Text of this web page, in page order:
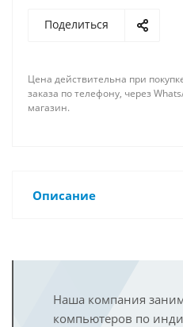
Поделиться
Цена действительна при
заказа по телефону, через
магазин.
Описание
Наша компания
компьютеров по